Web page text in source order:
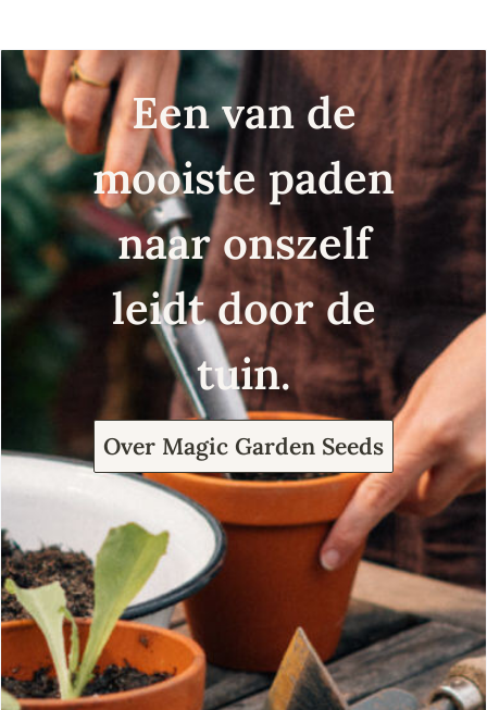
Een van de
mooiste paden
naar onszelf
leidt door de
tuin.
Over Magic Garden Seeds